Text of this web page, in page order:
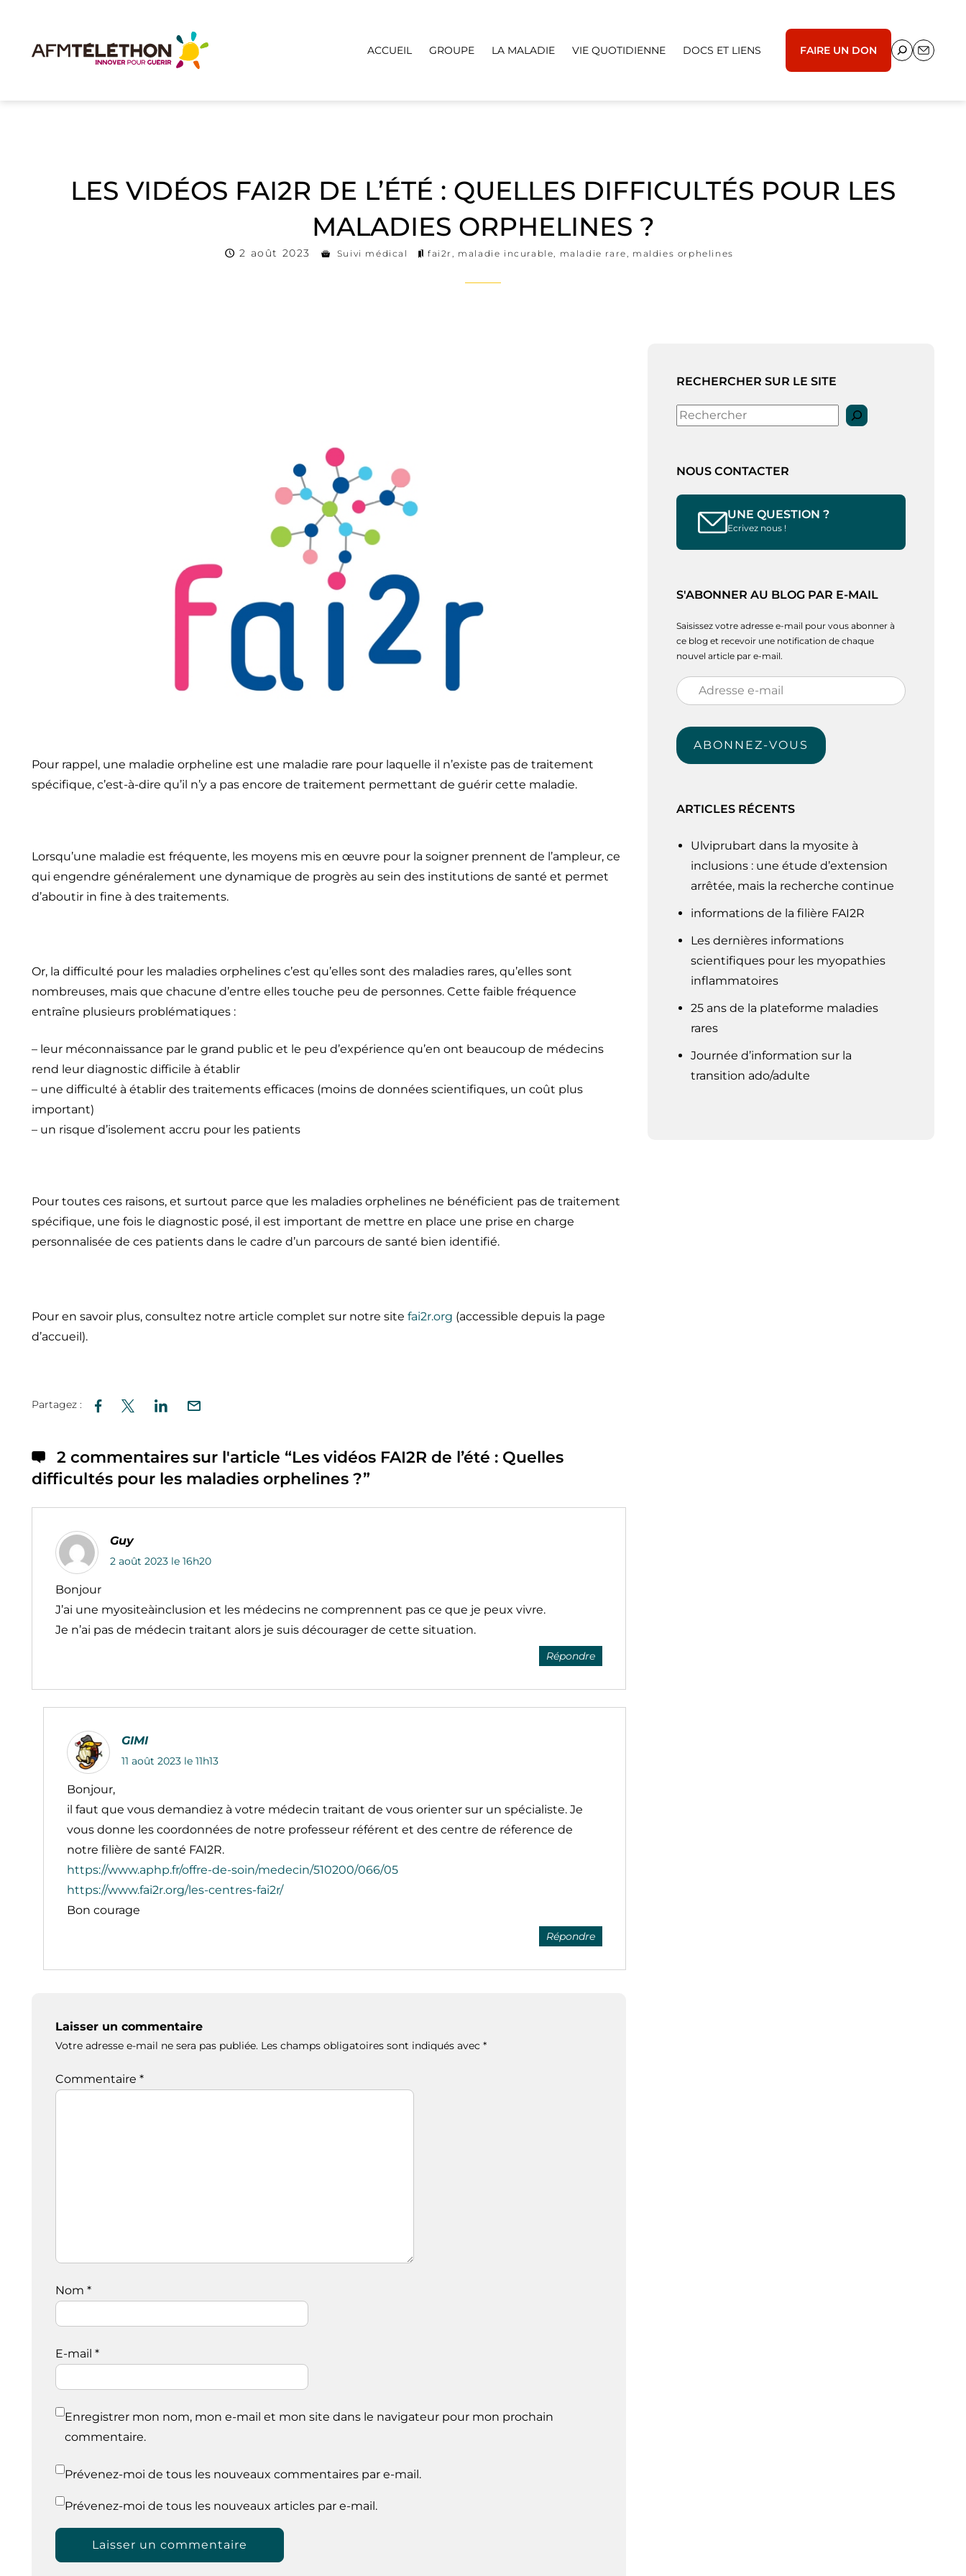
ACCUEIL GROUPE LA MALADIE VIE QUOTIDIENNE DOCS ET LIENS FAIRE UN DON
LES VIDÉOS FAI2R DE L’ÉTÉ : QUELLES DIFFICULTÉS POUR LES
MALADIES ORPHELINES ?
2 août 2023 Suivi médical fai2r , maladie incurable, maladie rare, maldies orphelines
Pour rappel, une maladie orpheline est une maladie rare pour laquelle il n’existe pas de traitement
spécifique, c’est-à-dire qu’il n’y a pas encore de traitement permettant de guérir cette maladie.
Lorsqu’une maladie est fréquente, les moyens mis en œuvre pour la soigner prennent de l’ampleur, ce
qui engendre généralement une dynamique de progrès au sein des institutions de santé et permet
d’aboutir in fine à des traitements.
Or, la difficulté pour les maladies orphelines c’est qu’elles sont des maladies rares, qu’elles sont
nombreuses, mais que chacune d’entre elles touche peu de personnes. Cette faible fréquence
entraîne plusieurs problématiques :
– leur méconnaissance par le grand public et le peu d’expérience qu’en ont beaucoup de médecins
rend leur diagnostic difficile à établir
– une difficulté à établir des traitements efficaces (moins de données scientifiques, un coût plus
important)
– un risque d’isolement accru pour les patients
Pour toutes ces raisons, et surtout parce que les maladies orphelines ne bénéficient pas de traitement
spécifique, une fois le diagnostic posé, il est important de mettre en place une prise en charge
personnalisée de ces patients dans le cadre d’un parcours de santé bien identifié.
Pour en savoir plus, consultez notre article complet sur notre site fai2r.org (accessible depuis la page
d’accueil).
Partagez :
2 commentaires sur l'article “Les vidéos FAI2R de l’été : Quelles
difficultés pour les maladies orphelines ?”
Guy
2 août 2023 le 16h20
Bonjour
J’ai une myositeàinclusion et les médecins ne comprennent pas ce que je peux vivre.
Je n’ai pas de médecin traitant alors je suis décourager de cette situation.
Répondre
GIMI
11 août 2023 le 11h13
Bonjour,
il faut que vous demandiez à votre médecin traitant de vous orienter sur un spécialiste. Je
vous donne les coordonnées de notre professeur référent et des centre de réference de
notre filière de santé FAI2R.
https://www.aphp.fr/offre-de-soin/medecin/510200/066/05
https://www.fai2r.org/les-centres-fai2r/
Bon courage
Répondre
Laisser un commentaire
Votre adresse e-mail ne sera pas publiée. Les champs obligatoires sont indiqués avec *
Commentaire *
Nom *
E-mail *
Enregistrer mon nom, mon e-mail et mon site dans le navigateur pour mon prochain
commentaire.
Prévenez-moi de tous les nouveaux commentaires par e-mail.
Prévenez-moi de tous les nouveaux articles par e-mail.
RECHERCHER SUR LE SITE
Rechercher
NOUS CONTACTER
UNE QUESTION ?
Ecrivez nous !
S'ABONNER AU BLOG PAR E-MAIL
Saisissez votre adresse e-mail pour vous abonner à
ce blog et recevoir une notification de chaque
nouvel article par e-mail.
Adresse
e-
mail
ABONNEZ-VOUS
ARTICLES RÉCENTS
Ulviprubart dans la myosite à
inclusions : une étude d’extension
arrêtée, mais la recherche continue
informations de la filière FAI2R
Les dernières informations
scientifiques pour les myopathies
inflammatoires
25 ans de la plateforme maladies
rares
Journée d’information sur la
transition ado/adulte